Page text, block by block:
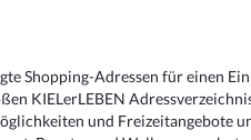
Shopping-Adressen für einen
KIELerLEBEN
und Freizeitangebote